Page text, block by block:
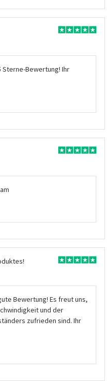
Sterne-Bewertung! Ihr
Bewertung! Es freut uns,
und der
zufrieden sind. Ihr